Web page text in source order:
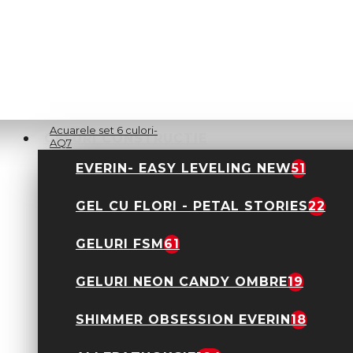
GELURI CONSTRUCTIE
EVERIN- EASY LEVELING NEW51
GEL CU FLORI - PETAL STORIES22
GELURI FSM61
GELURI NEON CANDY OMBRE19
SHIMMER OBSESSION EVERIN18
Acuarele set 6 culori-
AQ7
27,90 Lei
Foita creponata set 12
culori diferite